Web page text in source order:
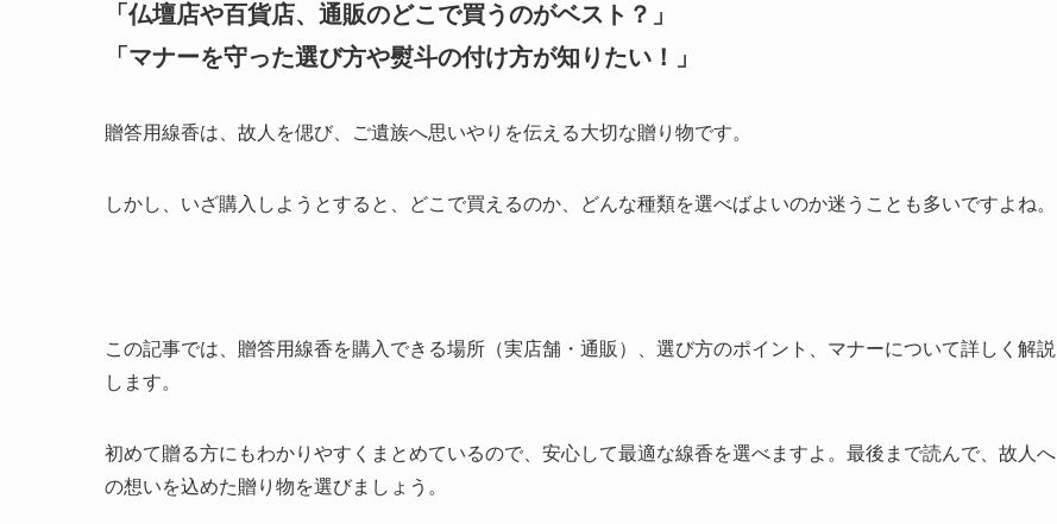
「仏壇店や百貨店、通販のどこで買うのがベスト？」
「マナーを守った選び方や熨斗の付け方が知りたい！」
贈答用線香は、故人を偲び、ご遺族へ思いやりを伝える大切な贈り物です。
しかし、いざ購入しようとすると、どこで買えるのか、どんな種類を選べばよいのか迷うことも多いですよね。
この記事では、贈答用線香を購入できる場所（実店舗・通販）、選び方のポイント、マナーについて詳しく解説
します。
初めて贈る方にもわかりやすくまとめているので、安心して最適な線香を選べますよ。最後まで読んで、故人へ
の想いを込めた贈り物を選びましょう。